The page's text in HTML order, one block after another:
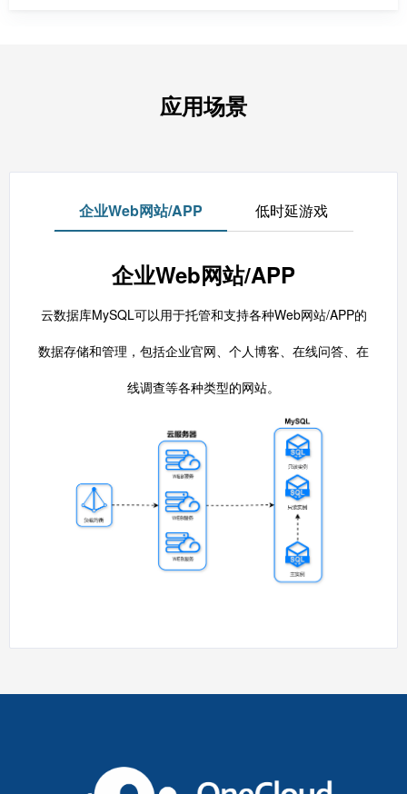
应用场景
企业Web网站/APP 低时延游戏
企业Web网站/APP
云数据库MySQL可以用于托管和支持各种Web网站/APP的
数据存储和管理，包括企业官网、个人博客、在线问答、在
线调查等各种类型的网站。